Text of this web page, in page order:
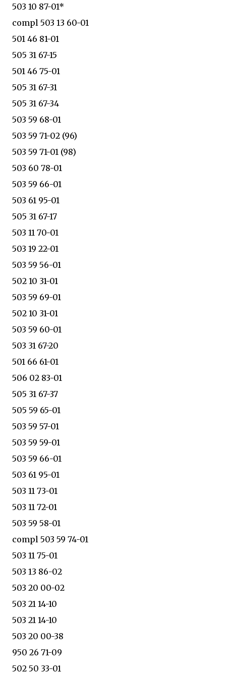
503 10 87-01*
compl 503 13 60-01
501 46 81-01
505 31 67-15
501 46 75-01
505 31 67-31
505 31 67-34
503 59 68-01
503 59 71-02 (96)
503 59 71-01 (98)
503 60 78-01
503 59 66-01
503 61 95-01
505 31 67-17
503 11 70-01
503 19 22-01
503 59 56-01
502 10 31-01
503 59 69-01
502 10 31-01
503 59 60-01
503 31 67-20
501 66 61-01
506 02 83-01
505 31 67-37
505 59 65-01
503 59 57-01
503 59 59-01
503 59 66-01
503 61 95-01
503 11 73-01
503 11 72-01
503 59 58-01
compl 503 59 74-01
503 11 75-01
503 13 86-02
503 20 00-02
503 21 14-10
503 21 14-10
503 20 00-38
950 26 71-09
502 50 33-01